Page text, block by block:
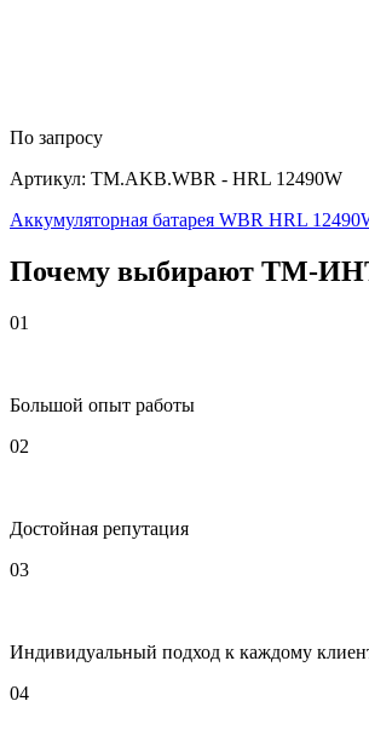
По запросу
Артикул: TM.AKB.WBR - HRL 12490W
Аккумуляторная батарея WBR HRL
Почему выбирают ТМ-
01
Большой опыт работы
02
Достойная репутация
03
Индивидуальный подход к каждому
04